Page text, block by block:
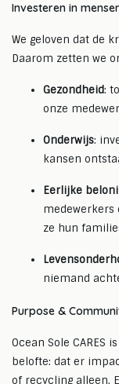
Investeren in
We geloven dat de
Daarom zetten we
Gezondheid:
onze
Onderwijs:
kansen
Eerlijke
medewerkers
ze hun
niemand
Purpose &
Ocean Sole CARES
belofte: dat er
of recycling alleen.